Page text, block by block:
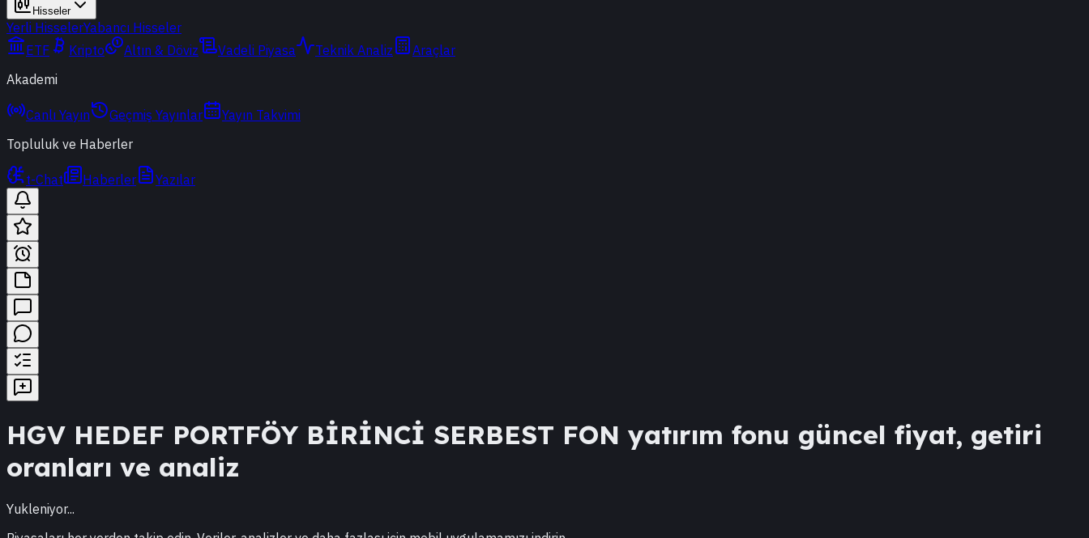
Hisseler
Yerli HisselerYabancı Hisseler
ETF
Kripto Altın & Döviz Vadeli Piyasa Teknik Analiz
Araçlar
Akademi
Canlı Yayın Geçmiş Yayınlar
Yayın Takvimi
Topluluk ve Haberler
t-Chat Haberler Yazılar
HGV HEDEF PORTFÖY BİRİNCİ SERBEST FON yatırım fonu güncel fiyat, getiri
oranları ve analiz
Yukleniyor...